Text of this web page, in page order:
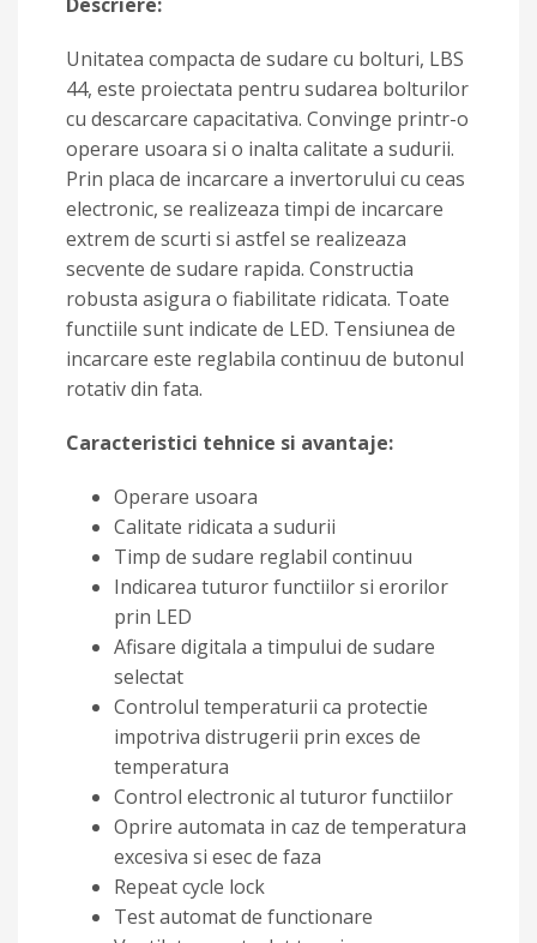
Unitatea compacta de sudare cu bolturi, LBS
44, este proiectata pentru sudarea bolturilor
cu descarcare capacitativa. Convinge printr-o
operare usoara si o inalta calitate a sudurii.
Prin placa de incarcare a invertorului cu ceas
electronic, se realizeaza timpi de incarcare
extrem de scurti si astfel se realizeaza
secvente de sudare rapida. Constructia
robusta asigura o fiabilitate ridicata. Toate
functiile sunt indicate de LED. Tensiunea de
incarcare este reglabila continuu de butonul
rotativ din fata.
Caracteristici tehnice si avantaje:
Operare usoara
Calitate ridicata a sudurii
Timp de sudare reglabil continuu
Indicarea tuturor functiilor si erorilor
prin LED
Afisare digitala a timpului de sudare
selectat
Controlul temperaturii ca protectie
impotriva distrugerii prin exces de
temperatura
Control electronic al tuturor functiilor
Oprire automata in caz de temperatura
excesiva si esec de faza
Repeat cycle lock
Test automat de functionare